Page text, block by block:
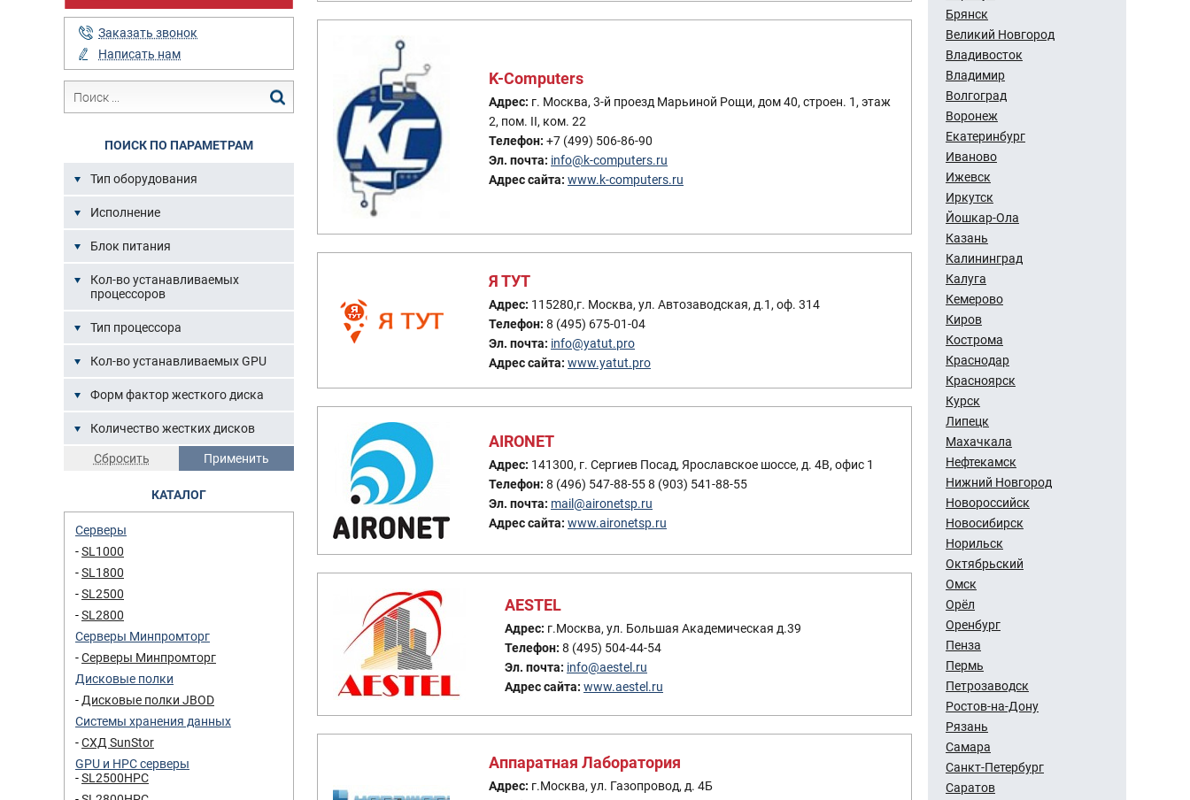
Заказать звонок
Написать нам
ПОИСК ПО ПАРАМЕТРАМ
Тип оборудования
Исполнение
Блок питания
Кол-во устанавливаемых
процессоров
Тип процессора
Кол-во устанавливаемых GPU
Форм фактор жесткого диска
Количество жестких дисков
КАТАЛОГ
Серверы
SL1000
SL1800
SL2500
SL2800
Серверы Минпромторг
Серверы Минпромторг
Дисковые полки
Дисковые полки JBOD
Системы хранения данных
СХД SunStor
GPU и HPC серверы
SL2500HPC
K-Computers
Адрес: г. Москва, 3-й проезд Марьиной Рощи, дом 40, строен. 1, этаж
2, пом. II, ком. 22
Телефон: +7 (499) 506-86-90
Эл. почта: info@k-computers.ru
Адрес сайта: www.k-computers.ru
Я ТУТ
Адрес: 115280,г. Москва, ул. Автозаводская, д.1, оф. 314
Телефон: 8 (495) 675-01-04
Эл. почта: info@yatut.pro
Адрес сайта: www.yatut.pro
AIRONET
Адрес: 141300, г. Сергиев Посад, Ярославское шоссе, д. 4В, офис 1
Телефон: 8 (496) 547-88-55 8 (903) 541-88-55
Эл. почта: mail@aironetsp.ru
Адрес сайта: www.aironetsp.ru
AESTEL
Адрес: г.Москва, ул. Большая Академическая д.39
Телефон: 8 (495) 504-44-54
Эл. почта: info@aestel.ru
Адрес сайта: www.aestel.ru
Аппаратная Лаборатория
Адрес: г.Москва, ул. Газопровод, д. 4Б
Брянск
Великий Новгород
Владивосток
Владимир
Волгоград
Воронеж
Екатеринбург
Иваново
Ижевск
Иркутск
Йошкар-Ола
Казань
Калининград
Калуга
Кемерово
Киров
Кострома
Краснодар
Красноярск
Курск
Липецк
Махачкала
Нефтекамск
Нижний Новгород
Новороссийск
Новосибирск
Норильск
Октябрьский
Омск
Орёл
Оренбург
Пенза
Пермь
Петрозаводск
Ростов-на-Дону
Рязань
Самара
Санкт-Петербург
Саратов